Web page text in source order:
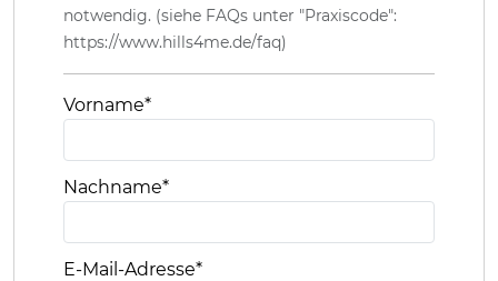
notwendig. (siehe FAQs unter "Praxiscode":
https://www.hills4me.de/faq)
Vorname*
Nachname*
E-Mail-Adresse*